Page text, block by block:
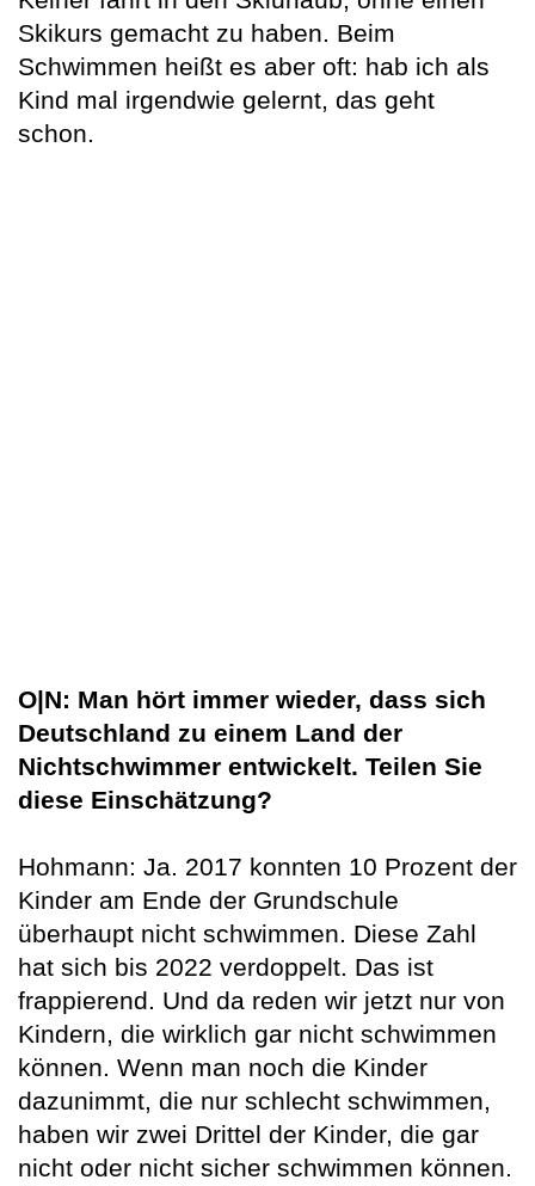
Skikurs gemacht zu haben. Beim
Schwimmen heißt es aber oft: hab ich als
Kind mal irgendwie gelernt, das geht
schon.
O|N: Man hört immer wieder, dass sich
Deutschland zu einem Land der
Nichtschwimmer entwickelt. Teilen Sie
diese Einschätzung?
Hohmann: Ja. 2017 konnten 10 Prozent der
Kinder am Ende der Grundschule
überhaupt nicht schwimmen. Diese Zahl
hat sich bis 2022 verdoppelt. Das ist
frappierend. Und da reden wir jetzt nur von
Kindern, die wirklich gar nicht schwimmen
können. Wenn man noch die Kinder
dazunimmt, die nur schlecht schwimmen,
haben wir zwei Drittel der Kinder, die gar
nicht oder nicht sicher schwimmen können.